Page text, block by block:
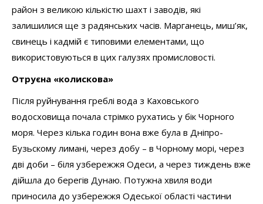
район з великою кількістю шахт і заводів, які
залишилися ще з радянських часів. Марганець, миш’як,
свинець і кадмій є типовими елементами, що
використовуються в цих галузях промисловості.
Отруєна «колискова»
Після руйнування греблі вода з Каховського
водосховища почала стрімко рухатись у бік Чорного
моря. Через кілька годин вона вже була в Дніпро-
Бузьскому лимані, через добу – в Чорному морі, через
дві доби – біля узбережжя Одеси, а через тиждень вже
дійшла до берегів Дунаю. Потужна хвиля води
приносила до узбережжя Одеської області частини